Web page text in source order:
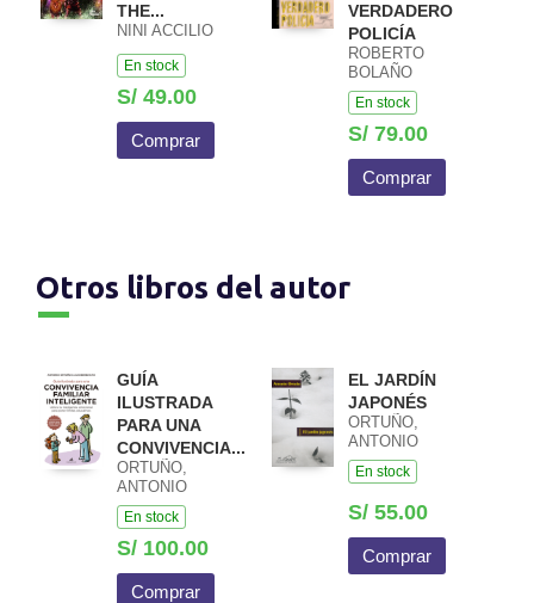
THE...
NINI ACCILIO
En stock
S/ 49.00
Comprar
VERDADERO
POLICÍA
ROBERTO
BOLAÑO
En stock
S/ 79.00
Comprar
Otros libros del autor
GUÍA
ILUSTRADA
PARA UNA
CONVIVENCIA...
ORTUÑO,
ANTONIO
En stock
S/ 100.00
Comprar
EL JARDÍN
JAPONÉS
ORTUÑO,
ANTONIO
En stock
S/ 55.00
Comprar